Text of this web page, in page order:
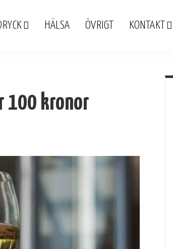
HÄLSA ÖVRIGT KONTAKT
100 kronor